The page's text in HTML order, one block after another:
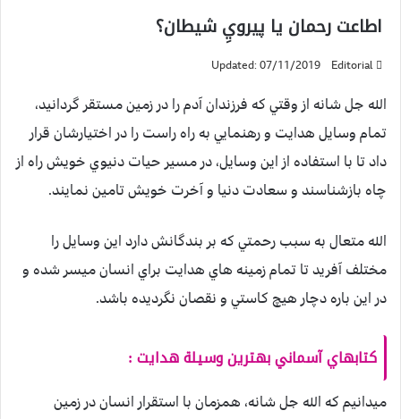
اطاعت رحمان يا پيرويِ شيطان؟
Editorial
Updated: 07/11/2019
الله جل شانه از وقتي كه فرزندان آدم را در زمين مستقر گردانيد،
تمام وسايل هدايت و رهنمايي به راه راست را در اختيارشان قرار
داد تا با استفاده از اين وسايل، در مسير حيات دنيوي خويش راه از
چاه بازشناسند و سعادت دنيا و آخرت خويش تامين نمايند.
الله متعال به سبب رحمتي كه بر بندگانش دارد اين وسايل را
مختلف آفريد تا تمام زمينه هاي هدايت براي انسان ميسر شده و
در اين باره دچار هيچ كاستي و نقصان نگرديده باشد.
كتابهاي آسماني بهترين وسيلة هدايت :
ميدانيم كه الله جل شانه، همزمان با استقرار انسان در زمين